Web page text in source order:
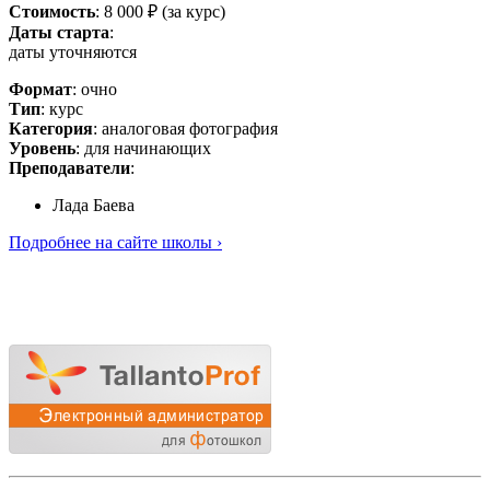
Стоимость: 8 000 ₽ (за курс)
Даты старта:
даты уточняются
Формат: очно
Тип: курс
Категория: аналоговая фотография
Уровень: для начинающих
Преподаватели:
Лада Баева
Подробнее на сайте школы ›